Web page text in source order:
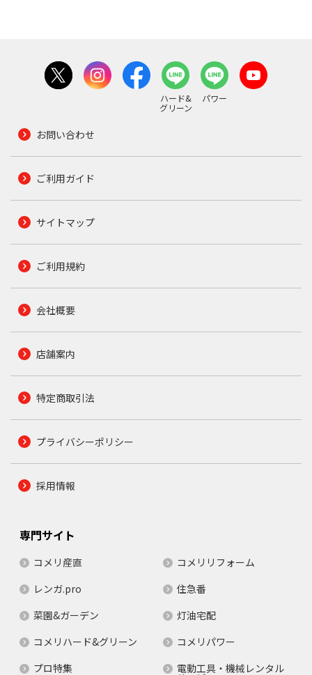
ハード&
グリーン
パワー
お問い合わせ
ご利用ガイド
サイトマップ
ご利用規約
会社概要
店舗案内
特定商取引法
プライバシーポリシー
採用情報
専門サイト
コメリ産直
コメリリフォーム
レンガ.pro
住急番
菜園&ガーデン
灯油宅配
コメリハード&グリーン
コメリパワー
プロ特集
電動工具・機械レンタル